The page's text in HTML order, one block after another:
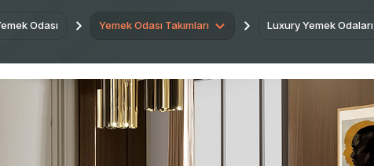
Odası Yemek Odası Takımları Luxury Yemek Odaları